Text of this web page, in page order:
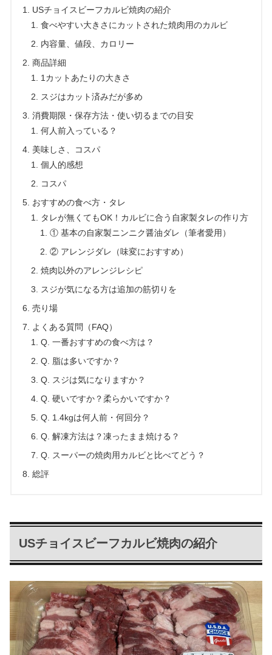
USチョイスビーフカルビ焼肉の紹介
食べやすい大きさにカットされた焼肉用のカルビ
内容量、値段、カロリー
商品詳細
1カットあたりの大きさ
スジはカット済みだが多め
消費期限・保存方法・使い切るまでの目安
何人前入っている？
美味しさ、コスパ
個人的感想
コスパ
おすすめの食べ方・タレ
タレが無くてもOK！カルビに合う自家製タレの作り方
① 基本の自家製ニンニク醤油ダレ（筆者愛用）
② アレンジダレ（味変におすすめ）
焼肉以外のアレンジレシピ
スジが気になる方は追加の筋切りを
売り場
よくある質問（FAQ）
Q. 一番おすすめの食べ方は？
Q. 脂は多いですか？
Q. スジは気になりますか？
Q. 硬いですか？柔らかいですか？
Q. 1.4kgは何人前・何回分？
Q. 解凍方法は？凍ったまま焼ける？
Q. スーパーの焼肉用カルビと比べてどう？
総評
USチョイスビーフカルビ焼肉の紹介